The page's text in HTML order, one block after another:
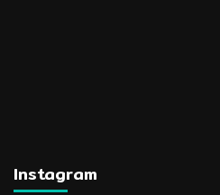
Instagram